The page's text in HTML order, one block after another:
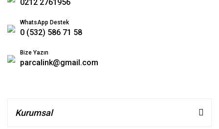
0212 2761956
WhatsApp Destek
0 (532) 586 71 58
Bize Yazın
parcalink@gmail.com
Kurumsal